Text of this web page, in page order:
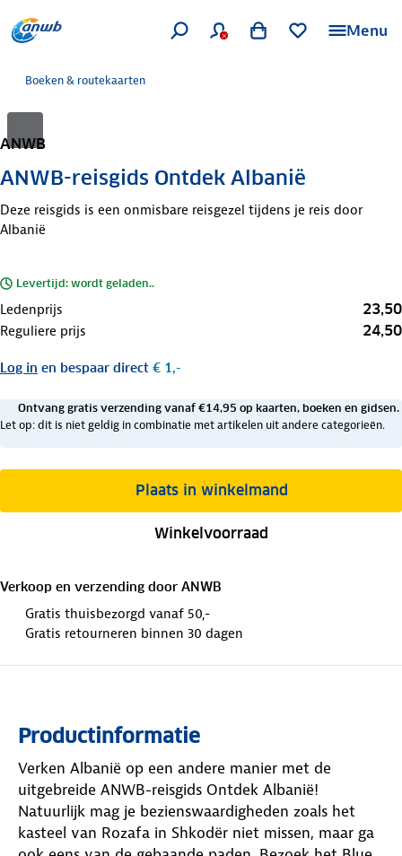
Menu
Boeken & routekaarten
ANWB
ANWB-reisgids Ontdek Albanië
Deze reisgids is een onmisbare reisgezel tijdens je reis door
Albanië
Levertijd: wordt geladen..
Ledenprijs 23,50
Reguliere prijs 24,50
Log in en bespaar direct € 1,-
Ontvang gratis verzending vanaf €14,95 op kaarten, boeken en gidsen.
Let op: dit is niet geldig in combinatie met artikelen uit andere categorieën.
Plaats in winkelmand
Winkelvoorraad
Verkoop en verzending door ANWB
Gratis thuisbezorgd vanaf 50,-
Gratis retourneren binnen 30 dagen
Productinformatie
Verken Albanië op een andere manier met de
uitgebreide ANWB-reisgids Ontdek Albanië!
Natuurlijk mag je bezienswaardigheden zoals het
kasteel van Rozafa in Shkodër niet missen, maar ga